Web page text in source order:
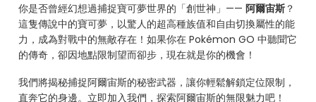
你是否曾經幻想過捕捉寶可夢世界的「創世神」——阿爾宙斯 ？
這隻傳說中的寶可夢，以驚人的超高種族值和自由切換屬性的能
力，成為對戰中的無敵存在！如果你在 Pokémon GO 中聽聞它
的傳奇，卻因地點限制望而卻步，現在就是你的機會！
我們將揭秘捕捉阿爾宙斯的秘密武器，讓你輕鬆解鎖定位限制，
直奔它的身邊。立即加入我們，探索阿爾宙斯的無限魅力吧！